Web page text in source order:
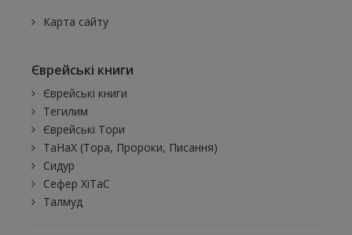
Карта сайту
Єврейські книги
Єврейські книги
Тегилим
Єврейські Тори
ТаНаХ (Тора, Пророки, Писання)
Сидур
Сефер ХіТаС
Талмуд